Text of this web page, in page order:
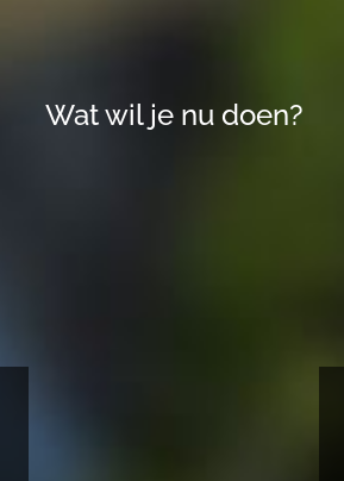
Wat wil je nu doen?